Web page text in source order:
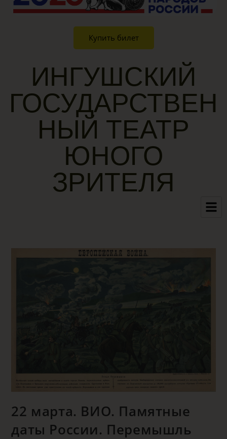
Купить билет
ИНГУШСКИЙ
ГОСУДАРСТВЕН
НЫЙ ТЕАТР
ЮНОГО
ЗРИТЕЛЯ
22 марта. ВИО. Памятные
даты России. Перемышль